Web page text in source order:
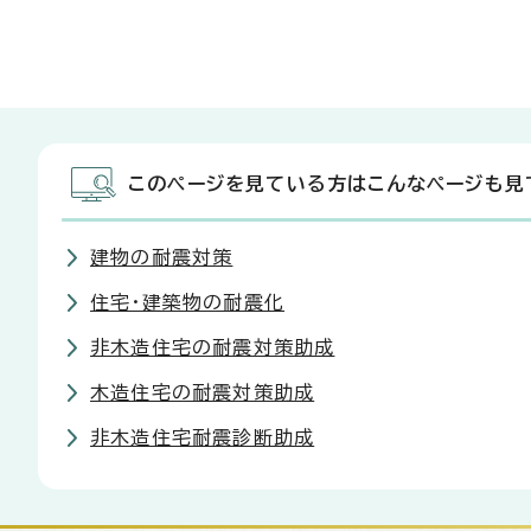
このページを見ている方はこんなページも見
建物の耐震対策
住宅・建築物の耐震化
非木造住宅の耐震対策助成
木造住宅の耐震対策助成
非木造住宅耐震診断助成